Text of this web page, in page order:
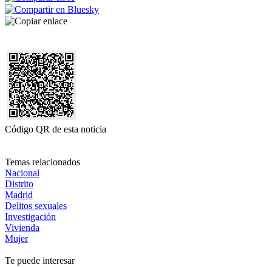
Código QR de esta noticia
Temas relacionados
Nacional
Distrito
Madrid
Delitos sexuales
Investigación
Vivienda
Mujer
Te puede interesar